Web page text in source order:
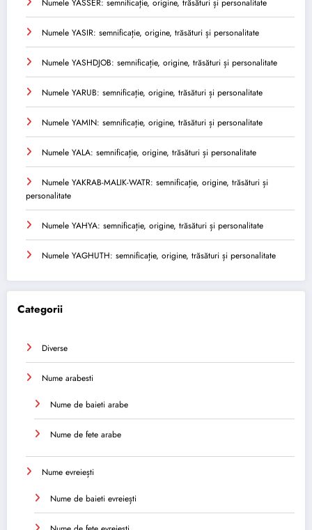
Numele YASSER: semnificație, origine, trăsături și personalitate
Numele YASIR: semnificație, origine, trăsături și personalitate
Numele YASHDJOB: semnificație, origine, trăsături și personalitate
Numele YARUB: semnificație, origine, trăsături și personalitate
Numele YAMIN: semnificație, origine, trăsături și personalitate
Numele YALA: semnificație, origine, trăsături și personalitate
Numele YAKRAB-MALIK-WATR: semnificație, origine, trăsături și
personalitate
Numele YAHYA: semnificație, origine, trăsături și personalitate
Numele YAGHUTH: semnificație, origine, trăsături și personalitate
Categorii
Diverse
Nume arabesti
Nume de baieti arabe
Nume de fete arabe
Nume evreiești
Nume de baieti evreiești